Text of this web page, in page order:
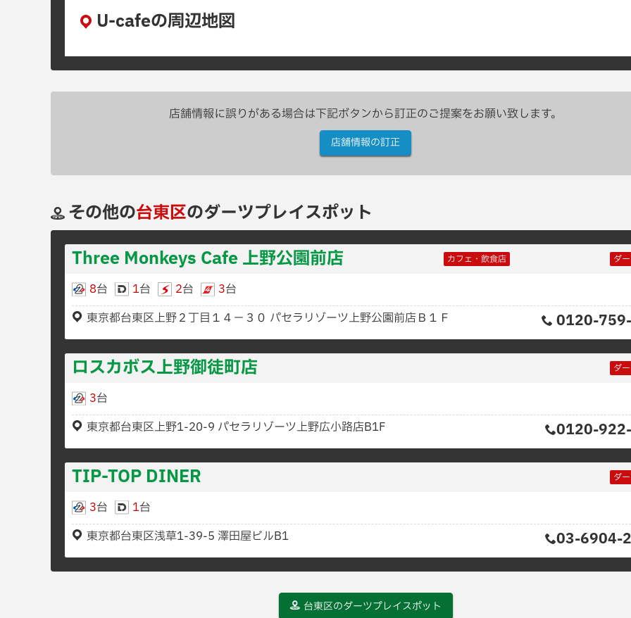
U-cafeの周辺地図
店舗情報に誤りがある場合は下記ボタンから訂正のご提案をお願い致します。
店舗情報の訂正
その他の台東区のダーツプレイスポット
Three Monkeys Cafe 上野公園前店
カフェ・飲食店 ダ
8台 1台 2台 3台
東京都台東区上野２丁目１４−３０ パセラリゾーツ上野公園前店Ｂ１Ｆ
0120-
ロスカボス上野御徒町店 ダ
3台
東京都台東区上野1-20-9 パセラリゾーツ上野広小路店B1F
0120-
TIP-TOP DINER ダ
3台 1台
東京都台東区浅草1-39-5 澤田屋ビルB1
03-6904-
台東区のダーツプレイスポット